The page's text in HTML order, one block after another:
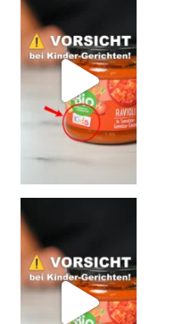
= BESSER?
Falsch gedacht!
W